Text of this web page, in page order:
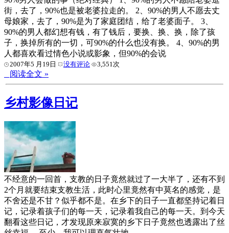
街，去了，90%也是被老婆拉走的。 2、90%的男人不愿去丈
母娘家，去了，90%是为了家庭团结，给了老婆面子。 3、
90%的男人都幻想有钱，有了钱后，要换、换、换，除了孩
子，换掉所有的一切，可90%的什么也没有换。 4、90%的男
人都喜欢看过情色小说或影象，但90%的会说
2007年5 月19日 没有评论 3,551次
阅读全文 »
乡村影像日记
不经意的一回首，支教的日子竟然就过了一大半了，还有不到
2个月就要结束支教生活，此时心里竟然有中莫名的感觉，是
不舍还是不甘？似乎都不是。在乡下的日子一直都坚持记着日
记，记录着孩子们的每一天，记录着我自己的每一天。到今天
翻看这些日记，才发现原来寂寞的乡下日子竟然也透露出了丝